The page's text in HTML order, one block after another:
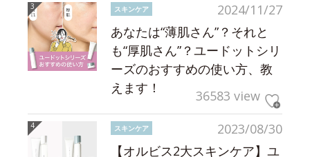
2024/11/27
スキンケア
あなたは“薄肌さん”？それと
も“厚肌さん”？ユードットシリ
ーズのおすすめの使い方、教
えます！
36583 view
2023/08/30
スキンケア
【オルビス2大スキンケア】ユ